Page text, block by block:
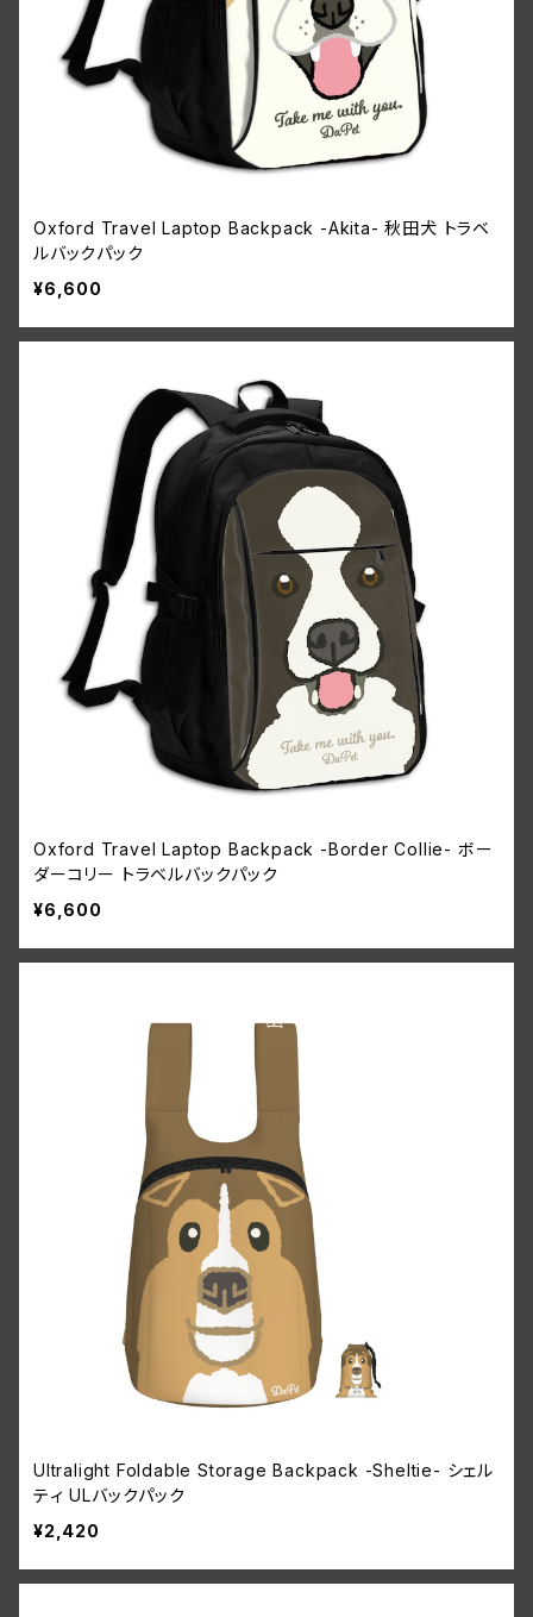
Oxford Travel Laptop Backpack -Akita- 秋田犬 トラベ
ルバックパック
¥6,600
Oxford Travel Laptop Backpack -Border Collie- ボー
ダーコリー トラベルバックパック
¥6,600
Ultralight Foldable Storage Backpack -Sheltie- シェル
ティ ULバックパック
¥2,420